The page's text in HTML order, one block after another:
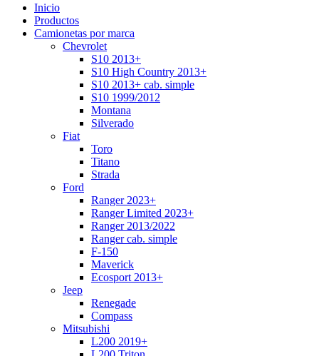
Inicio
Productos
Camionetas por marca
Chevrolet
S10 2013+
S10 High Country 2013+
S10 2013+ cab. simple
S10 1999/2012
Montana
Silverado
Fiat
Toro
Titano
Strada
Ford
Ranger 2023+
Ranger Limited 2023+
Ranger 2013/2022
Ranger cab. simple
F-150
Maverick
Ecosport 2013+
Jeep
Renegade
Compass
Mitsubishi
L200 2019+